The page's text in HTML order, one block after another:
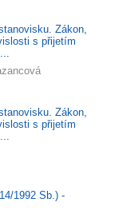
Zákon,
s přijetím
Zákon,
s přijetím
1992 Sb.) -